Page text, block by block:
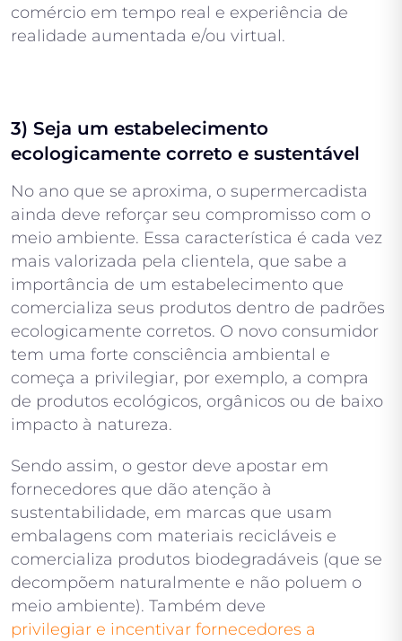
comércio em tempo real e experiência de
realidade aumentada e/ou virtual.
3) Seja um estabelecimento
ecologicamente correto e sustentável
No ano que se aproxima, o supermercadista
ainda deve reforçar seu compromisso com o
meio ambiente. Essa característica é cada vez
mais valorizada pela clientela, que sabe a
importância de um estabelecimento que
comercializa seus produtos dentro de padrões
ecologicamente corretos. O novo consumidor
tem uma forte consciência ambiental e
começa a privilegiar, por exemplo, a compra
de produtos ecológicos, orgânicos ou de baixo
impacto à natureza.
Sendo assim, o gestor deve apostar em
fornecedores que dão atenção à
sustentabilidade, em marcas que usam
embalagens com materiais recicláveis e
comercializa produtos biodegradáveis (que se
decompõem naturalmente e não poluem o
meio ambiente). Também deve
privilegiar e incentivar fornecedores a